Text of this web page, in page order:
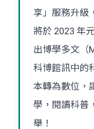
享」服務升級
將於 2023 年
出博學多文（
科博館訊中的
本轉為數位，
學，閱讀科普
舉！